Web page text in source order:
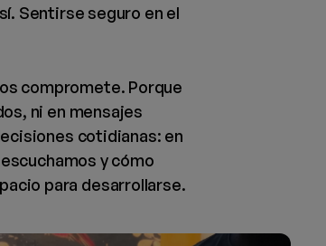
Sentirse seguro en el
compromete. Porque
ni en mensajes
cotidianas: en
y cómo
para desarrollarse.